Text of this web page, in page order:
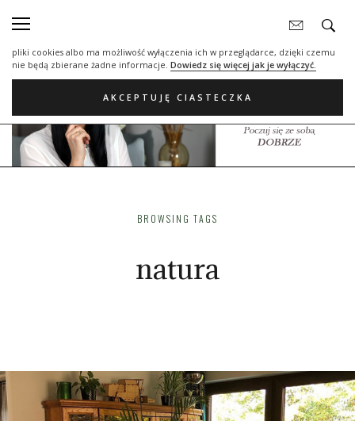
statystycznych, reklamowych oraz funkcjonalnych. Dzięki nim możemy
pliki cookies albo ma możliwość wyłączenia ich w przeglądarce, dzięki czemu
nie będą zbierane żadne informacje. Dowiedz się więcej jak je wyłączyć.
AKCEPTUJĘ CIASTECZKA
BROWSING TAGS
natura